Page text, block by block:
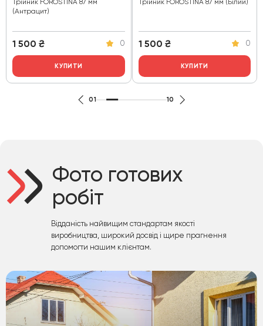
(Антрацит)
1 500 ₴ 0
КУПИТИ
1 500 ₴ 0
КУПИТИ
01 10
Фото готових
робіт
Відданість найвищим стандартам якості
виробництва, широкий досвід і щире прагнення
допомогти нашим клієнтам.